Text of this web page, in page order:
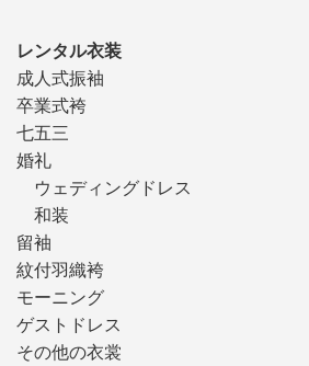
レンタル衣装
成人式振袖
卒業式袴
七五三
婚礼
ウェディングドレス
和装
留袖
紋付羽織袴
モーニング
ゲストドレス
その他の衣裳